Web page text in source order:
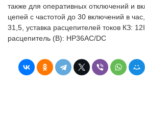
также для оперативных отключений и
цепей с частотой до 30 включений в
31,5, уставка расцепителей токов КЗ:
расцепитель (В): НР36AC/DC